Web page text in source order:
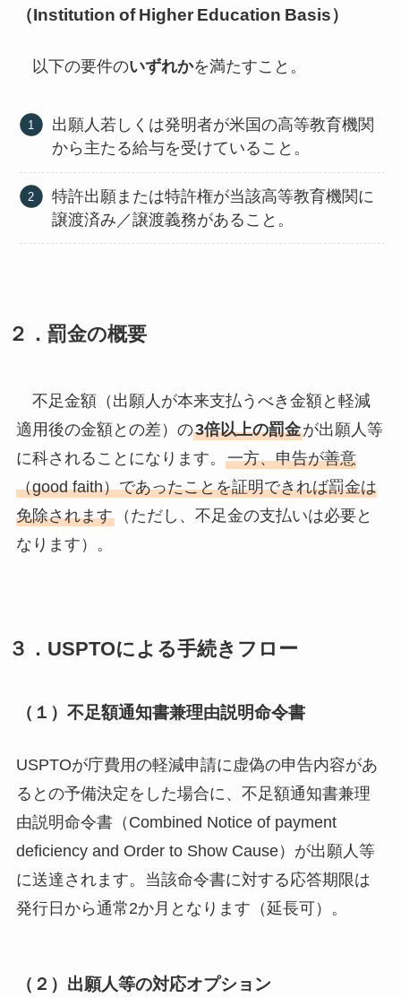
（Institution of Higher Education Basis）
以下の要件のいずれかを満たすこと。
出願人若しくは発明者が米国の高等教育機関
から主たる給与を受けていること。
特許出願または特許権が当該高等教育機関に
譲渡済み／譲渡義務があること。
２．罰金の概要
不足金額（出願人が本来支払うべき金額と軽減
適用後の金額との差）の3倍以上の罰金が出願人等
に科されることになります。 一方、申告が善意
（good faith）であったことを証明できれば罰金は
免除されます（ただし、不足金の支払いは必要と
なります）。
３．USPTOによる手続きフロー
（１）不足額通知書兼理由説明命令書
USPTOが庁費用の軽減申請に虚偽の申告内容があ
るとの予備決定をした場合に、不足額通知書兼理
由説明命令書（Combined Notice of payment
deficiency and Order to Show Cause）が出願人等
に送達されます。当該命令書に対する応答期限は
発行日から通常2か月となります（延長可）。
（２）出願人等の対応オプション